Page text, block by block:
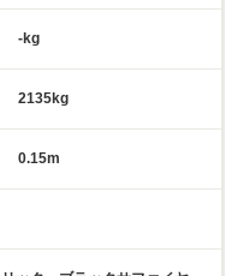
-kg
2135kg
0.15m